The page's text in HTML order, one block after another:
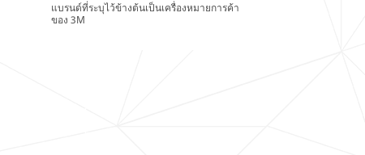
แบรนด์ที่ระบุไว้ข้างต้นเป็นเครื่องหมายการค้า
ของ 3M